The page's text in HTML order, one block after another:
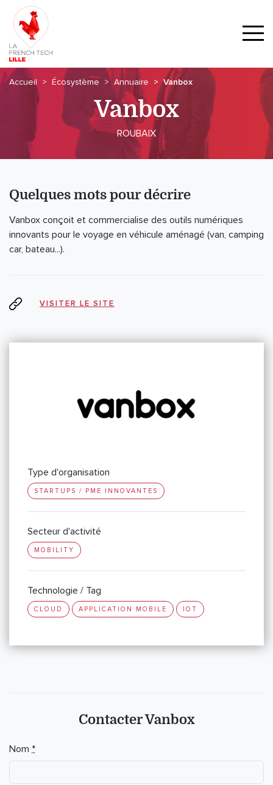
Accueil Écosystème Annuaire Vanbox
Vanbox
ROUBAIX
Quelques mots pour décrire
Vanbox conçoit et commercialise des outils numériques
innovants pour le voyage en véhicule aménagé (van, camping
car, bateau...).
VISITER LE SITE
Type d'organisation
STARTUPS / PME INNOVANTES
Secteur d'activité
MOBILITY
Technologie / Tag
CLOUD APPLICATION MOBILE IOT
Contacter Vanbox
Nom *